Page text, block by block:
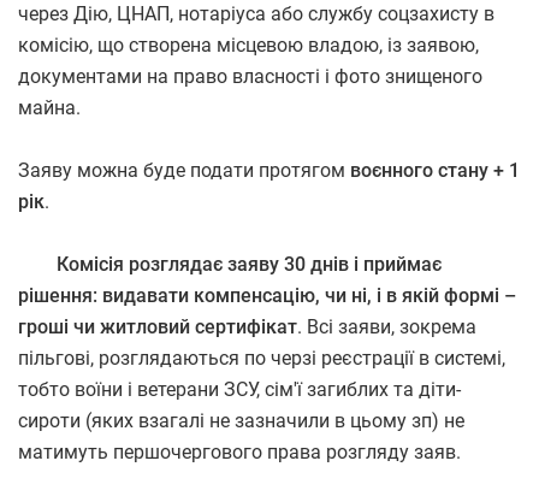
через Дію, ЦНАП, нотаріуса або службу соцзахисту в
комісію, що створена місцевою владою, із заявою,
документами на право власності і фото знищеного
майна.
Заяву можна буде подати протягом воєнного стану + 1
рік.
Комісія розглядає заяву 30 днів і приймає
рішення: видавати компенсацію, чи ні, і в якій формі –
гроші чи житловий сертифікат. Всі заяви, зокрема
пільгові, розглядаються по черзі реєстрації в системі,
тобто воїни і ветерани ЗСУ, сім'ї загиблих та діти-
сироти (яких взагалі не зазначили в цьому зп) не
матимуть першочергового права розгляду заяв.